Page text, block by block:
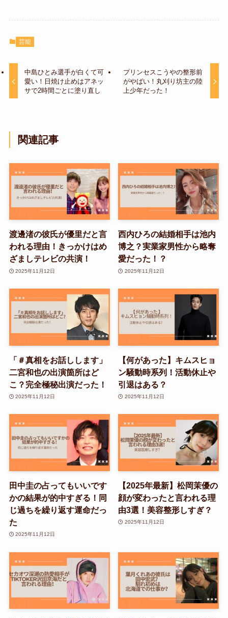
芸能
中島ひとみ選手が白くて可
愛い！日焼け止めはアネッ
サで2時間ごとに塗り直し
プリンセスこうやの整形前
がやばい！丸刈り坊主の陸
上少年だった！
関連記事
渡邊渚の彼氏が優里だと言
われる理由！きっかけはめ
ざましテレビの共演！
2025年11月12日
西内ひろの結婚相手は池内
博之？実業家男性から略奪
愛だった！？
2025年11月12日
「＃真相をお話しします」
二宮和也の出演箇所はど
こ？完全極秘出演だった！
2025年11月12日
【何があった】キムスヒョ
ン騒動時系列！活動休止や
引退はある？
2025年11月12日
田中圭の占ってもいいです
かの結果が的中すぎる！同
じ過ちを繰り返す運命だっ
た
2025年11月12日
【2025年最新】松岡茉優の
顔が変わったと言われる理
由3選！美容整形しすぎ？
2025年11月12日